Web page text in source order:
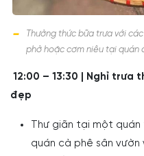
Thưởng thức bữa trưa với
phở hoặc cơm niêu tại quán
12:00 – 13:30 | Nghỉ
đẹp
Thư giãn tại một
quán cà phê sân vườn